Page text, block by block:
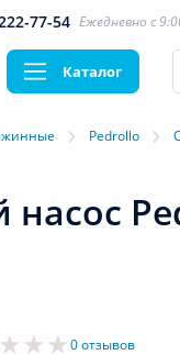
77-54 Ежедневно с
Каталог
› Pedrollo ›
0 отзывов